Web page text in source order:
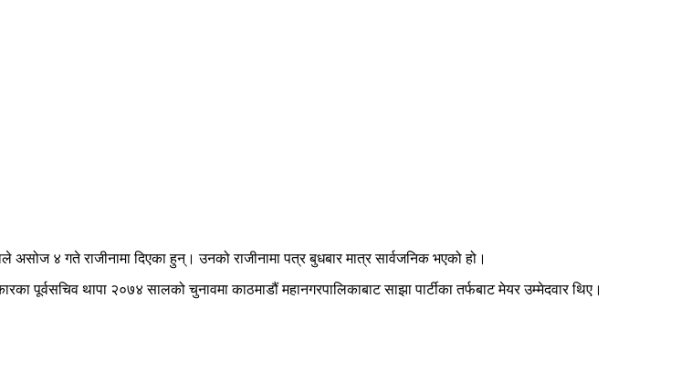
असोज ४ गते राजीनामा दिएका हुन्। उनको राजीनामा पत्र बुधबार मात्र सार्वजनिक भएको हो।
पूर्वसचिव थापा २०७४ सालको चुनावमा काठमाडौं महानगरपालिकाबाट साझा पार्टीका तर्फबाट मेयर उम्मेदवार थिए।